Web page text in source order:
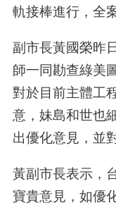
軌接棒進行，全
副市長黃國榮昨
師一同勘查綠美
對於目前主體工
意，妹島和世也
出優化意見，並
黃副市長表示，
寶貴意見，如優